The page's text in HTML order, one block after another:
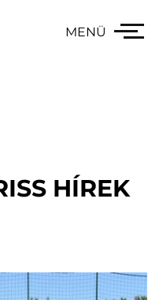
MENÜ
HÍREK